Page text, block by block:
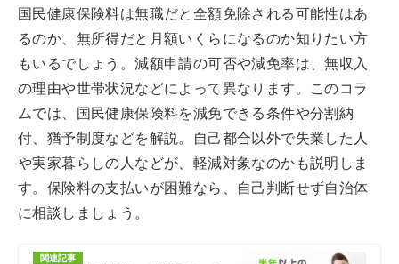
国民健康保険料は無職だと全額免除される可能性はあ
るのか、無所得だと月額いくらになるのか知りたい方
もいるでしょう。減額申請の可否や減免率は、無収入
の理由や世帯状況などによって異なります。このコラ
ムでは、国民健康保険料を減免できる条件や分割納
付、猶予制度などを解説。自己都合以外で失業した人
や実家暮らしの人などが、軽減対象なのかも説明しま
す。保険料の支払いが困難なら、自己判断せず自治体
に相談しましょう。
関連記事